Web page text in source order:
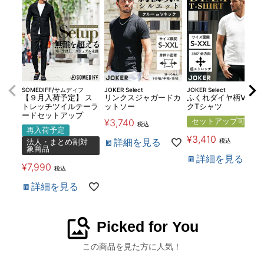
SOMEDIFF/サムディフ
【９月入荷予定】 ス
トレッチツイルテーラ
ードセットアップ
再入荷予定
法人・まとめ割対
象商品
¥7,990 税込
詳細を見る
JOKER Select
リンクスジャガードカ
ットソー
¥3,740 税込
詳細を見る
JOKER Select
ふくれダイヤ柄Vネッ
クTシャツ
セットアップ可
¥3,410 税込
詳細を見る
image_search Picked for You
この商品を見た方に人気！